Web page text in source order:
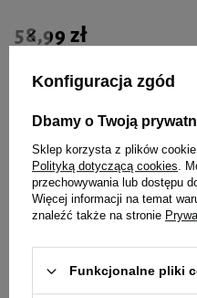
58,99 zł
- +
Do koszyka
Zaufane i
Konfiguracja zgód
Dbamy o Twoją
Sklep korzysta z plików
Polityką dotyczącą cookies.
przechowywania lub dostępu
Więcej informacji na temat
znaleźć także na stronie
Funkcjonalne pliki